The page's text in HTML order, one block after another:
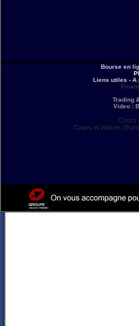
Bourse en
Liens utiles - A
Trading
Video :
Cours
Cours et indices